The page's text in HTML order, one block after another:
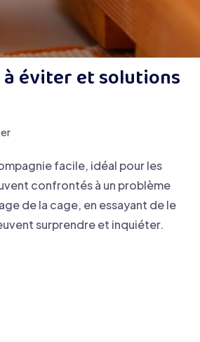
éviter et solutions
facile, idéal pour les
confrontés à un problème
de la cage, en essayant de le
surprendre et inquiéter.